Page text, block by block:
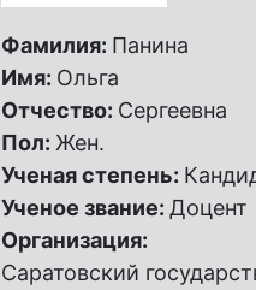
Фамилия: Панина
Имя: Ольга
Отчество: Сергеевна
Пол: Жен.
Ученая степень:
Ученое звание: Доцент
Организация:
Саратовский